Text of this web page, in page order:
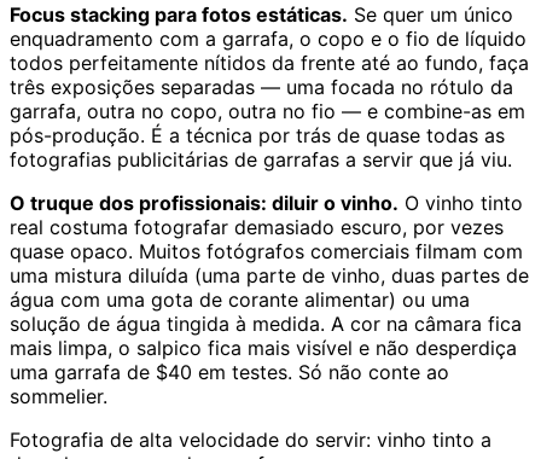
Focus stacking para fotos estáticas. Se quer um único
enquadramento com a garrafa, o copo e o fio de líquido
todos perfeitamente nítidos da frente até ao fundo, faça
três exposições separadas — uma focada no rótulo da
garrafa, outra no copo, outra no fio — e combine-as em
pós-produção. É a técnica por trás de quase todas as
fotografias publicitárias de garrafas a servir que já viu.
O truque dos profissionais: diluir o vinho. O vinho tinto
real costuma fotografar demasiado escuro, por vezes
quase opaco. Muitos fotógrafos comerciais filmam com
uma mistura diluída (uma parte de vinho, duas partes de
água com uma gota de corante alimentar) ou uma
solução de água tingida à medida. A cor na câmara fica
mais limpa, o salpico fica mais visível e não desperdiça
uma garrafa de $40 em testes. Só não conte ao
sommelier.
Fotografia de alta velocidade do servir: vinho tinto a